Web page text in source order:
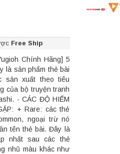
Free Ship
Chính Hãng] 5
là sản phẩm thẻ bài
sản xuất theo tiêu
của bộ truyện tranh
- CÁC ĐỘ HIẾM
+ Rare: các thẻ
ngoại trừ nó
tên thẻ bài. Đây là
nhất sau các thẻ
nhũ màu khác như